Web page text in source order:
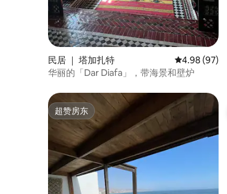
民居 ｜ 塔加扎特 平均评分
4.98 (97)
华丽的「Dar Diafa」，带海景和壁炉
超赞房东
超赞房东